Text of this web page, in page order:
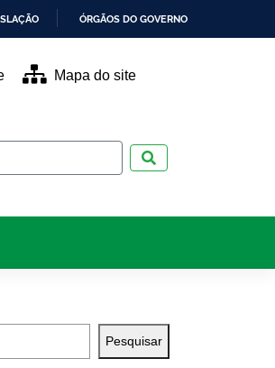
ÓRGÃOS DO GOVERNO
Mapa do site
Pesquisar